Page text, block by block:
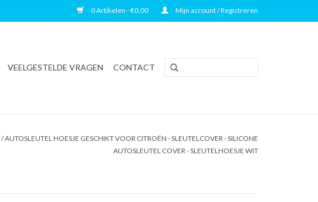
0 Artikelen - €0,00 Mijn account / Registreren
VEELGESTELDE VRAGEN CONTACT
/AUTOSLEUTEL HOESJE GESCHIKT VOOR CITROËN - SLEUTELCOVER - SILICONE
AUTOSLEUTEL COVER - SLEUTELHOESJE WIT